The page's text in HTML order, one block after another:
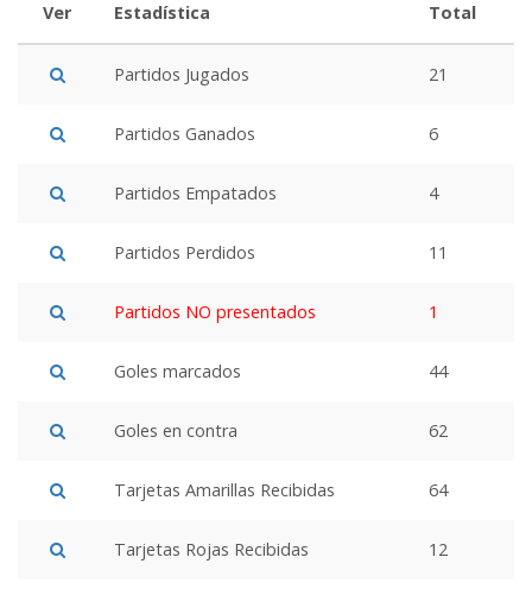
Ver Estadística Total
Partidos Jugados 21
Partidos Ganados 6
Partidos Empatados 4
Partidos Perdidos 11
Partidos NO presentados 1
Goles marcados 44
Goles en contra 62
Tarjetas Amarillas Recibidas 64
Tarjetas Rojas Recibidas 12